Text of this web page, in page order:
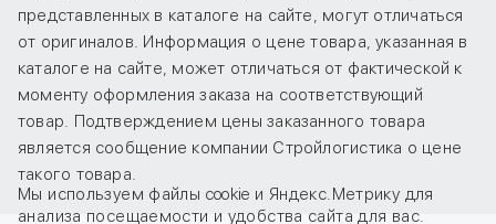
представленных в каталоге на сайте, могут отличаться
от оригиналов. Информация о цене товара, указанная в
каталоге на сайте, может отличаться от фактической к
моменту оформления заказа на соответствующий
товар. Подтверждением цены заказанного товара
является сообщение компании Стройлогистика о цене
такого товара.
Мы используем файлы cookie и Яндекс.Метрику для
анализа посещаемости и удобства сайта для вас.